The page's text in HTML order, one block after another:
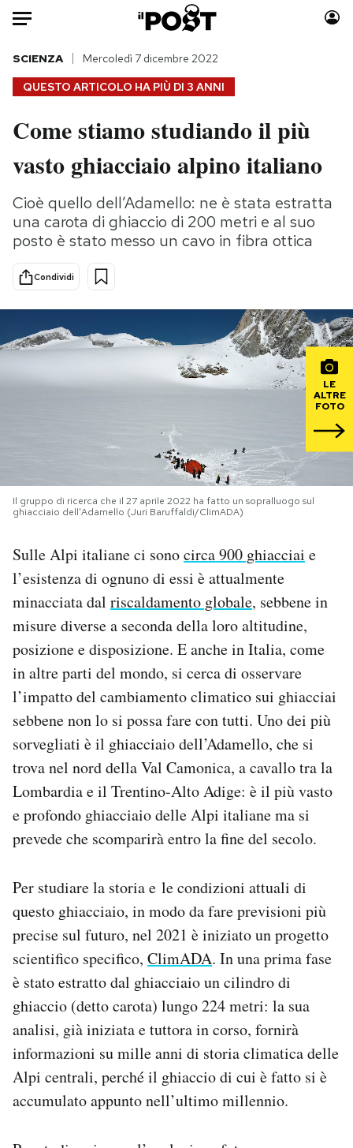
Auto
HOME
Italia
Politica
Tecnologia
Internet
Scienza
Cultura
Economia
Moda
Consumismi
Storie/Idee
Ok Boomer!
Media
Mondiali calcio 2026
PODCAST
I MIEI PREFERITI
AREA PERSONALE
Area Personale
Newsletter
Notifiche mobile
Regala il Post
Hai bisogno di aiuto?
QUESTO ARTICOLO HA PIÙ DI 3 ANNI
SCIENZA Mercoledì 7 dicembre 2022
Come stiamo studiando il più
vasto ghiacciaio alpino italiano
Cioè quello dell’Adamello: ne è stata estratta
una carota di ghiaccio di 200 metri e al suo
posto è stato messo un cavo in fibra ottica
Condividi
LE
ALTRE
FOTO
Il gruppo di ricerca che il 27 aprile 2022 ha fatto un sopralluogo sul
ghiacciaio dell'Adamello (Juri Baruffaldi/ClimADA)
Sulle Alpi italiane ci sonocirca 900 ghiacciai e
l’esistenza di ognuno di essi è attualmente
minacciata dal riscaldamento globale, sebbene in
misure diverse a seconda della loro altitudine,
posizione e disposizione. E anche in Italia, come
in altre parti del mondo, si cerca di osservare
l’impatto del cambiamento climatico sui ghiacciai
sebbene non lo si possa fare con tutti. Uno dei più
sorvegliati è il ghiacciaio dell’Adamello, che si
trova nel nord della Val Camonica, a cavallo tra la
Lombardia e il Trentino-Alto Adige: è il più vasto
e profondo ghiacciaio delle Alpi italiane ma si
prevede che scomparirà entro la fine del secolo.
Per studiare la storia e le condizioni attuali di
questo ghiacciaio, in modo da fare previsioni più
precise sul futuro, nel 2021 è iniziato un progetto
scientifico specifico, ClimADA. In una prima fase
è stato estratto dal ghiacciaio un cilindro di
ghiaccio (detto carota) lungo 224 metri: la sua
analisi, già iniziata e tuttora in corso, fornirà
informazioni su mille anni di storia climatica delle
Alpi centrali, perché il ghiaccio di cui è fatto si è
accumulato appunto nell’ultimo millennio.